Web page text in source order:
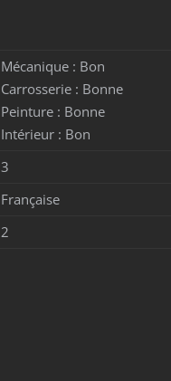
Mécanique : Bon
Carrosserie : Bonne
Peinture : Bonne
Intérieur : Bon
3
Française
2